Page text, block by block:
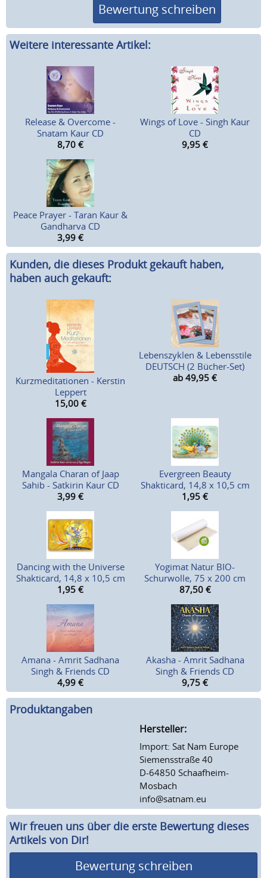
Bewertung schreiben
Weitere interessante Artikel:
Release & Overcome -
Snatam Kaur CD
8,70 €
Wings of Love - Singh Kaur
CD
9,95 €
Peace Prayer - Taran Kaur &
Gandharva CD
3,99 €
Kunden, die dieses Produkt gekauft haben,
haben auch gekauft:
Kurzmeditationen - Kerstin
Leppert
15,00 €
Lebenszyklen & Lebensstile
DEUTSCH (2 Bücher-Set)
ab 49,95 €
Mangala Charan of Jaap
Sahib - Satkirin Kaur CD
3,99 €
Evergreen Beauty
Shakticard, 14,8 x 10,5 cm
1,95 €
Dancing with the Universe
Shakticard, 14,8 x 10,5 cm
1,95 €
Yogimat Natur BIO-
Schurwolle, 75 x 200 cm
87,50 €
Amana - Amrit Sadhana
Singh & Friends CD
4,99 €
Akasha - Amrit Sadhana
Singh & Friends CD
9,75 €
Produktangaben
Hersteller:
Import: Sat Nam Europe
Siemensstraße 40
D-64850 Schaafheim-
Mosbach
info@satnam.eu
Wir freuen uns über die erste Bewertung dieses
Artikels von Dir!
Bewertung schreiben